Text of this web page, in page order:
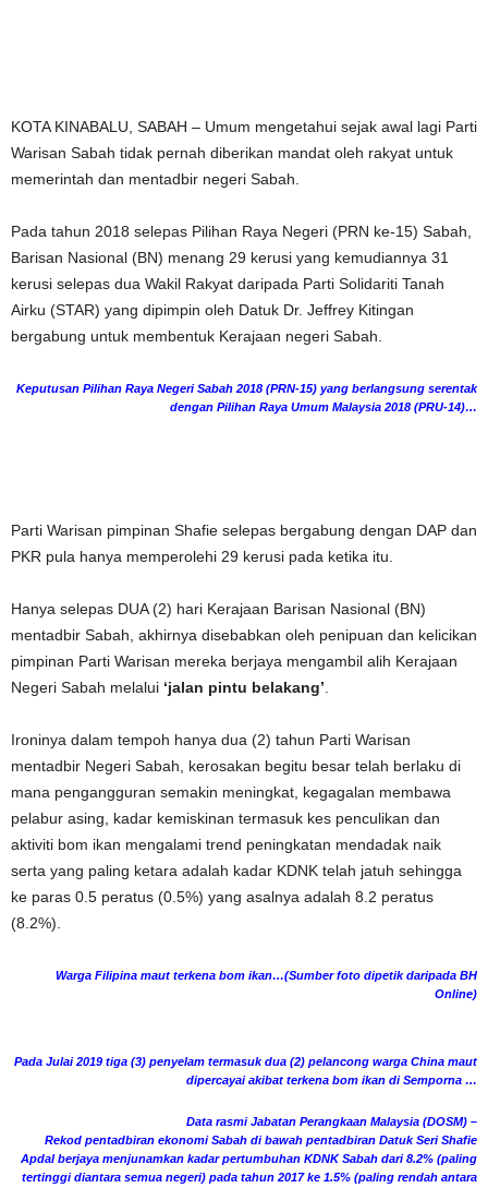
KOTA KINABALU, SABAH – Umum mengetahui sejak awal lagi Parti
Warisan Sabah tidak pernah diberikan mandat oleh rakyat untuk
memerintah dan mentadbir negeri Sabah.
Pada tahun 2018 selepas Pilihan Raya Negeri (PRN ke-15) Sabah,
Barisan Nasional (BN) menang 29 kerusi yang kemudiannya 31
kerusi selepas dua Wakil Rakyat daripada Parti Solidariti Tanah
Airku (STAR) yang dipimpin oleh Datuk Dr. Jeffrey Kitingan
bergabung untuk membentuk Kerajaan negeri Sabah.
Keputusan Pilihan Raya Negeri Sabah 2018 (PRN-15) yang berlangsung serentak
dengan Pilihan Raya Umum Malaysia 2018 (PRU-14)…
Parti Warisan pimpinan Shafie selepas bergabung dengan DAP dan
PKR pula hanya memperolehi 29 kerusi pada ketika itu.
Hanya selepas DUA (2) hari Kerajaan Barisan Nasional (BN)
mentadbir Sabah, akhirnya disebabkan oleh penipuan dan kelicikan
pimpinan Parti Warisan mereka berjaya mengambil alih Kerajaan
Negeri Sabah melalui ‘jalan pintu belakang’
Ironinya dalam tempoh hanya dua (2) tahun Parti Warisan
mentadbir Negeri Sabah, kerosakan begitu besar telah berlaku di
mana pengangguran semakin meningkat, kegagalan membawa
pelabur asing, kadar kemiskinan termasuk kes penculikan dan
aktiviti bom ikan mengalami trend peningkatan mendadak naik
serta yang paling ketara adalah kadar KDNK telah jatuh sehingga
ke paras 0.5 peratus (0.5%) yang asalnya adalah 8.2 peratus
(8.2%).
Warga Filipina maut terkena bom ikan…(Sumber foto dipetik daripada BH
Online)
Pada Julai 2019 tiga (3) penyelam termasuk dua (2) pelancong warga China maut
dipercayai akibat terkena bom ikan di Semporna …
Data rasmi Jabatan Perangkaan Malaysia (DOSM) –
Rekod pentadbiran ekonomi Sabah di bawah pentadbiran Datuk Seri Shafie
Apdal berjaya menjunamkan kadar pertumbuhan KDNK Sabah dari 8.2% (paling
tertinggi diantara semua negeri) pada tahun 2017 ke 1.5% (paling rendah antara